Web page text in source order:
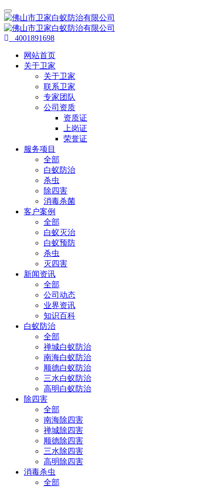
4001891698
网站首页
关于卫家
关于卫家
联系卫家
专家团队
公司资质
资质证
上岗证
荣誉证
服务项目
全部
白蚁防治
杀虫
除四害
消毒杀菌
客户案例
全部
白蚁灭治
白蚁预防
杀虫
灭四害
新闻资讯
全部
公司动态
业界资讯
知识百科
白蚁防治
全部
禅城白蚁防治
南海白蚁防治
顺德白蚁防治
三水白蚁防治
高明白蚁防治
除四害
全部
南海除四害
禅城除四害
顺德除四害
三水除四害
高明除四害
消毒杀虫
全部